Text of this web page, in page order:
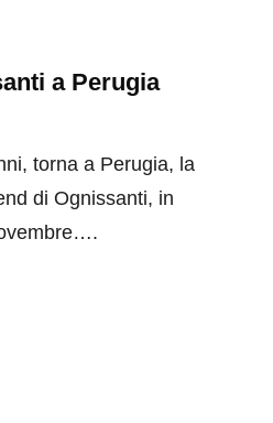
a Perugia
torna a Perugia, la
di Ognissanti, in